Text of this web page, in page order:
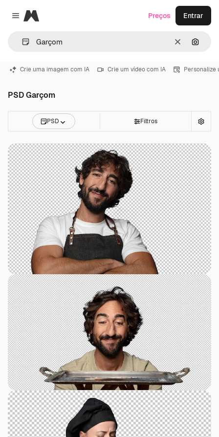
Close menu
Magnific
Limpar
Preços Entrar
Crie uma imagem com IA Crie um vídeo com IA Personalize
PSD Garçom
PSD Filtros